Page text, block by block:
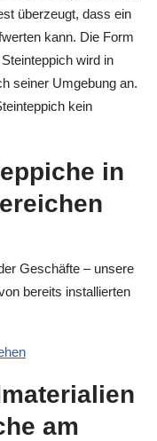
überzeugt, dass ein
kann. Die Form
wird in
seiner Umgebung an.
kein
in
Geschäfte – unsere
bereits installierten
am